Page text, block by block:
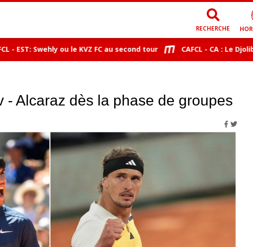
RECHERCHE
Swehly ou le KVZ FC au second tour CAFCL - CA : Le Djoliba
- Alcaraz dès la phase de groupes